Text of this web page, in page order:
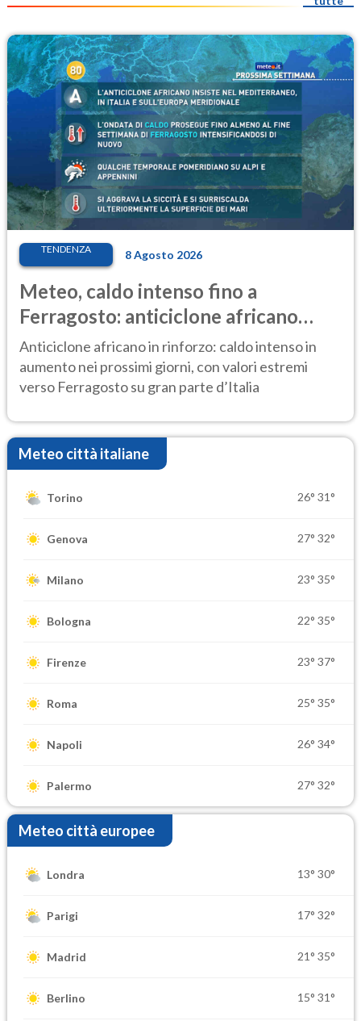
TENDENZA 8 Agosto 2026
Meteo, caldo intenso fino a
Ferragosto: anticiclone africano
ancora protagonista
Anticiclone africano in rinforzo: caldo intenso in
aumento nei prossimi giorni, con valori estremi
verso Ferragosto su gran parte d’Italia
Meteo città italiane
Torino 26° 31°
Genova 27° 32°
Milano 23° 35°
Bologna 22° 35°
Firenze 23° 37°
Roma 25° 35°
Napoli 26° 34°
Palermo 27° 32°
Meteo città europee
Londra 13° 30°
Parigi 17° 32°
Madrid 21° 35°
Berlino 15° 31°